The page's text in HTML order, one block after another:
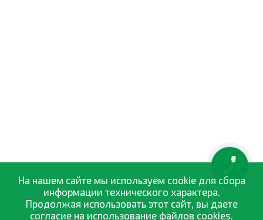
На нашем сайте мы используем cookie для сбора
информации технического характера.
Продолжая использовать этот сайт, вы даете
согласие на использование файлов cookies.